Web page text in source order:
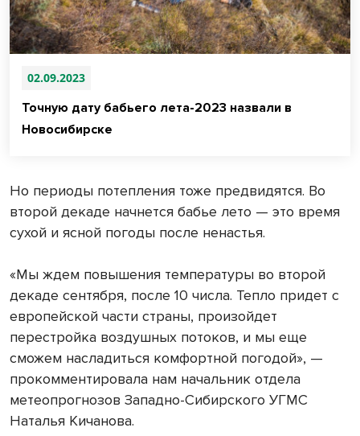
02.09.2023
Точную дату бабьего лета-2023 назвали в
Новосибирске
Но периоды потепления тоже предвидятся. Во
второй декаде начнется бабье лето — это время
сухой и ясной погоды после ненастья.
«Мы ждем повышения температуры во второй
декаде сентября, после 10 числа. Тепло придет с
европейской части страны, произойдет
перестройка воздушных потоков, и мы еще
сможем насладиться комфортной погодой», —
прокомментировала нам начальник отдела
метеопрогнозов Западно-Сибирского УГМС
Наталья Кичанова.